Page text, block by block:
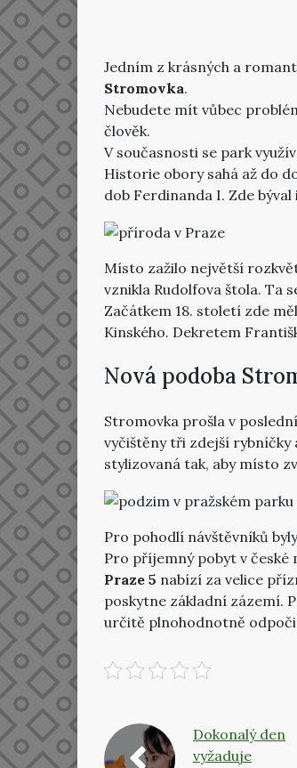
Jedním z krásných a
Stromovka.
Nebudete mít vůbec
člověk.
V současnosti se park
Historie obory sahá až do
dob Ferdinanda I. Zde býval
Místo zažilo největší
vznikla Rudolfova štola. Ta
Začátkem 18. století zde
Kinského. Dekretem
Nová podoba
Stromovka prošla v
vyčištěny tři zdejší rybníčky
stylizovaná tak, aby místo
Pro pohodlí návštěvníků
Pro příjemný pobyt v české
Praze 5 nabízí za velice
poskytne základní zázemí.
určitě plnohodnotně
Dokonalý den
vyžaduje